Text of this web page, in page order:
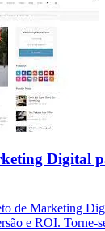
Digital
de Marketing
e ROI. Torne-